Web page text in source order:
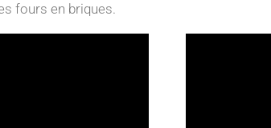
fours en briques.